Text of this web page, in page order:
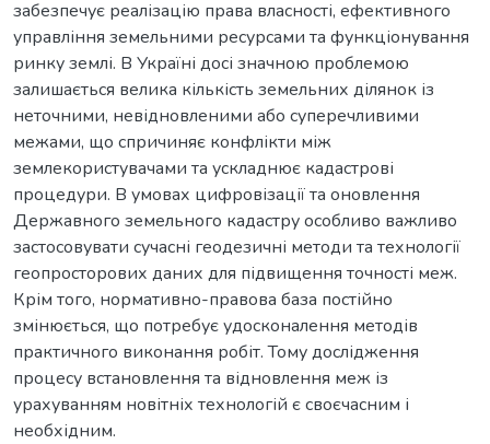
забезпечує реаліза­цію права власності, ефективного
управління земельними ресурсами та фун­кціонування
ринку землі. В Україні досі значною проблемою
залишається велика кількість земельних ділянок із
неточними, невідновленими або супе­речливими
межами, що спричиняє конфлікти між
землекористувачами та ускладнює кадастрові
процедури. В умовах цифровізації та оновлення
Державного земельного кадастру особливо важливо
застосовувати сучасні геодезичні методи та технології
геопросторових даних для підвищення точ­ності меж.
Крім того, нормативно-правова база постійно
змінюється, що потребує удосконалення методів
практичного виконання робіт. Тому дослідження
процесу встановлення та відновлення меж із
урахуванням нові­тніх технологій є своєчасним і
необхідним.